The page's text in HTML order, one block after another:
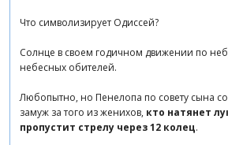
Что символизирует Одиссей?
Солнце в своем годичном движении по
небесных обителей.
Любопытно, но Пенелопа по совету сына
замуж за того из женихов, кто натянет
пропустит стрелу через 12 колец.